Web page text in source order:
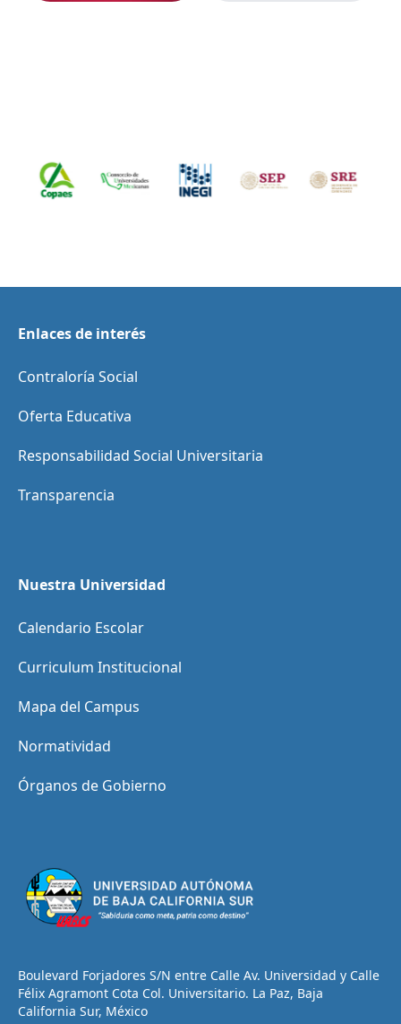
Enlaces de interés
Contraloría Social
Oferta Educativa
Responsabilidad Social Universitaria
Transparencia
Nuestra Universidad
Calendario Escolar
Curriculum Institucional
Mapa del Campus
Normatividad
Órganos de Gobierno
Boulevard Forjadores S/N entre Calle Av. Universidad y Calle
Félix Agramont Cota Col. Universitario. La Paz, Baja
California Sur, México